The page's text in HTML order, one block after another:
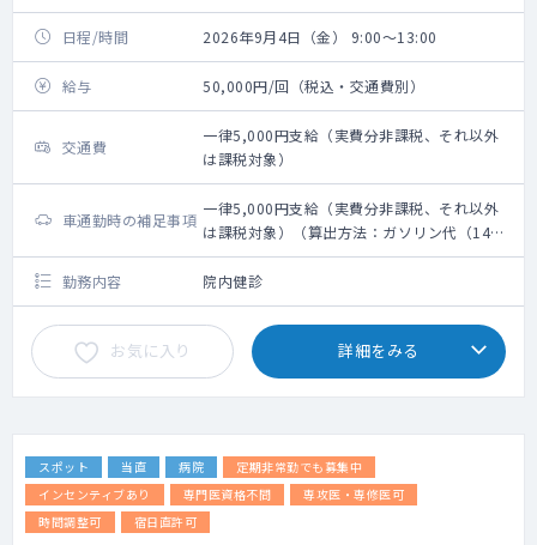
日程/時間 2026年9月4日（金） 9:00～13:00
給与 50,000円/回（税込・交通費別）
交通費
一律5,000円支給（実費分非課税、それ以外
は課税対象）
車通勤時の補足事項
一律5,000円支給（実費分非課税、それ以外
は課税対象）（算出方法：ガソリン代（14
円/キロ）＋高速代）
勤務内容
院内健診
お気に入り 詳細をみる
スポット 当直 病院
定期非常勤でも募集中
インセンティブあり
専門医資格不問
専攻医・専修医可
時間調整可
宿日直許可